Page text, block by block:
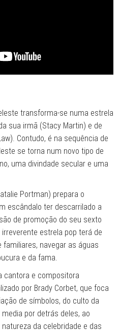
transforma-se numa estrela
sua irmã (Stacy Martin) e de
Contudo, é na sequência de
se torna num novo tipo de
uma divindade secular e uma
Portman) prepara o
escândalo ter descarrilado a
de promoção do seu sexto
irreverente estrela pop terá de
navegar as águas
e da fama.
cantora e compositora
por Brady Corbet, que foca
de símbolos, do culto da
por detrás deles, ao
da celebridade e das